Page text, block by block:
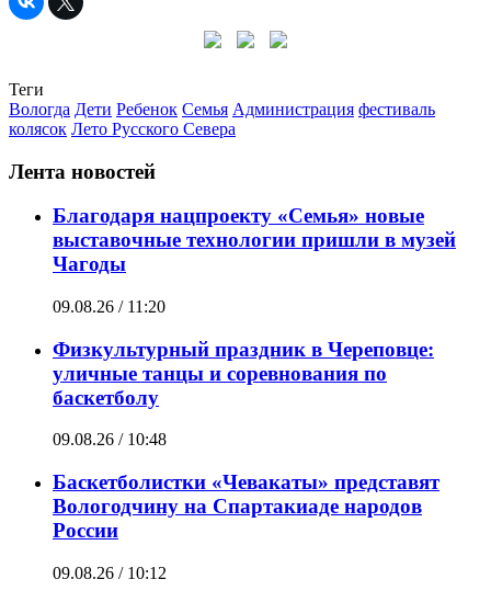
Теги
Вологда Дети Ребенок Семья Администрация фестиваль
колясок Лето Русского Севера
Лента новостей
Благодаря нацпроекту «Семья» новые
выставочные технологии пришли в музей
Чагоды
09.08.26 / 11:20
Физкультурный праздник в Череповце:
уличные танцы и соревнования по
баскетболу
09.08.26 / 10:48
Баскетболистки «Чевакаты» представят
Вологодчину на Спартакиаде народов
России
09.08.26 / 10:12